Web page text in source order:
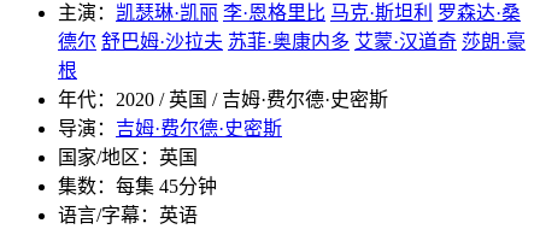
主演： 凯瑟琳·凯丽 李·恩格里比 马克·斯坦利 罗森达·桑
德尔 舒巴姆·沙拉夫 苏菲·奥康内多 艾蒙·汉道奇 莎朗·豪
根
年代： 2020 / 英国 / 吉姆·费尔德·史密斯
导演： 吉姆·费尔德·史密斯
国家/地区： 英国
集数： 每集 45分钟
语言/字幕： 英语